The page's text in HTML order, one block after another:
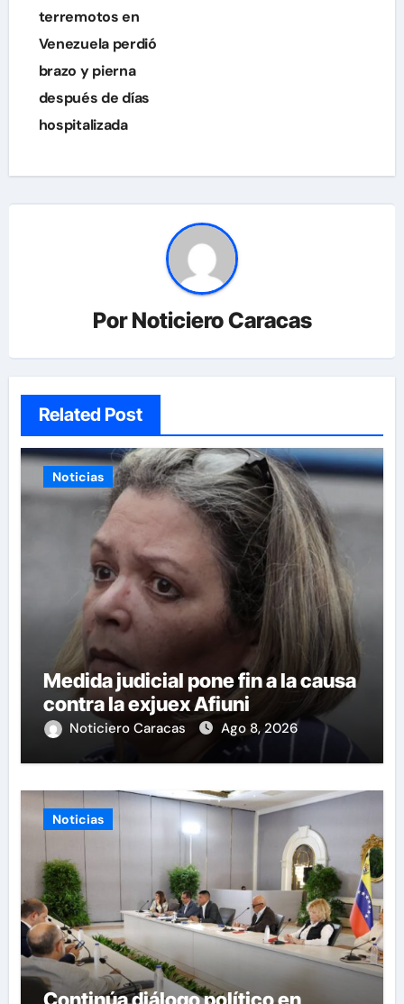
entradas
terremotos en
Venezuela perdió
brazo y pierna
después de días
hospitalizada
PorNoticiero Caracas
Related Post
Noticias
Medida judicial pone fin a la causa
contra la exjuex Afiuni
Noticiero Caracas Ago 8, 2026
Noticias